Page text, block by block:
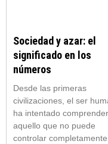
Sociedad y azar: el
significado en los
números
Desde las primeras
civilizaciones, el ser
ha intentado comprender
aquello que no puede
controlar